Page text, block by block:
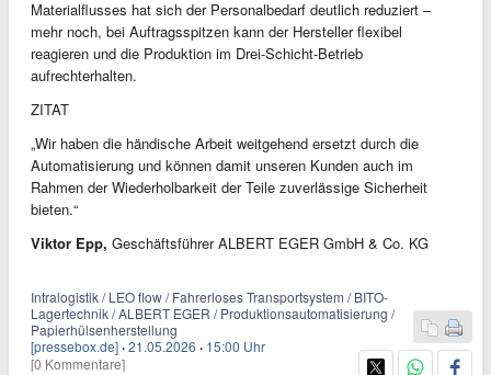
Materialflusses hat sich der Personalbedarf deutlich reduziert –
mehr noch, bei Auftragsspitzen kann der Hersteller flexibel
reagieren und die Produktion im Drei-Schicht-Betrieb
aufrechterhalten.
ZITAT
„Wir haben die händische Arbeit weitgehend ersetzt durch die
Automatisierung und können damit unseren Kunden auch im
Rahmen der Wiederholbarkeit der Teile zuverlässige Sicherheit
bieten.“
Viktor Epp, Geschäftsführer ALBERT EGER GmbH & Co. KG
Intralogistik / LEO flow / Fahrerloses Transportsystem / BITO-
Lagertechnik / ALBERT EGER / Produktionsautomatisierung /
Papierhülsenherstellung
[pressebox.de] ·21.05.2026 · 15:00 Uhr
[0 Kommentare]